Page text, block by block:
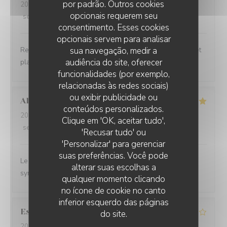
por padrão. Outros cookies
opcionais requerem seu
consentimento. Esses cookies
opcionais servem para analisar
sua navegação, medir a
audiência do site, oferecer
funcionalidades (por exemplo,
relacionadas às redes sociais)
ou exibir publicidade ou
conteúdos personalizados.
Clique em 'OK, aceitar tudo',
'Recusar tudo' ou
'Personalizar' para gerenciar
suas preferências. Você pode
alterar suas escolhas a
qualquer momento clicando
no ícone de cookie no canto
inferior esquerdo das páginas
do site.
2026-07-30
- 12:00 - guests 2
service
ambience:5/5 menu:5/5 quality_price
Restaurant convivial, personnel d’une gentillesse rare et
plats aux saveurs fraîches et bien assorties
Alexandra K
2026-07-29
- 12:15 - guests 4
service
ambience menu /5 quality_price
Le service est top. Les serveurs sont naturels et c'est
sympathique.
Estelle